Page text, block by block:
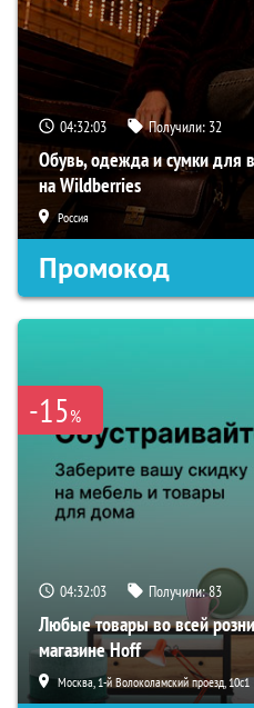
04:32:02 Получили: 32
Обувь, одежда и сумки для
на Wildberries
Россия
Промокод
-15%
04:32:02 Получили:83
Любые товары во всей
магазине Hoff
Москва, 1-й Волоколамский проезд, 10с1